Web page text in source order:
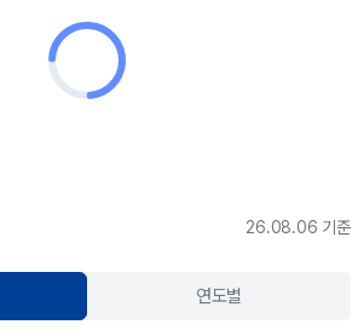
26.08.06 기준
연도별